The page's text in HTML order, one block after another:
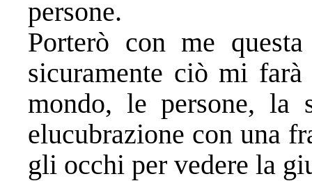
persone.
Porterò con me
sicuramente ciò mi
mondo, le persone, la
elucubrazione con una
gli occhi per vedere la